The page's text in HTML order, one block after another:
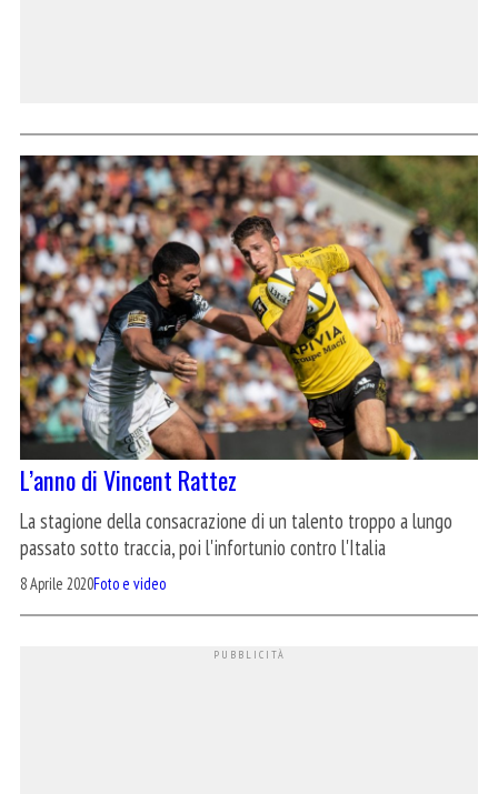
L’anno di Vincent Rattez
La stagione della consacrazione di un talento troppo a lungo
passato sotto traccia, poi l'infortunio contro l'Italia
8 Aprile 2020Foto e video